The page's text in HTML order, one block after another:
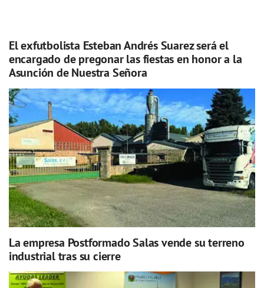
El exfutbolista Esteban Andrés Suarez será el
encargado de pregonar las fiestas en honor a la
Asunción de Nuestra Señora
La empresa Postformado Salas vende su terreno
industrial tras su cierre